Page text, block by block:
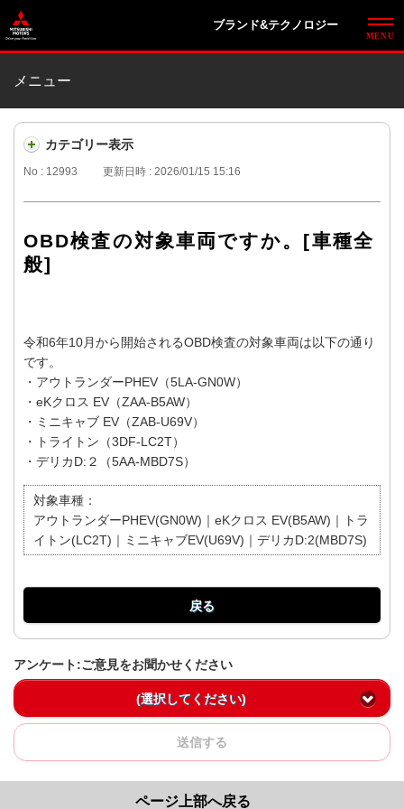
ブランド&テクノロジー
メニュー
カテゴリー表示
No : 12993 更新日時 : 2026/01/15 15:16
OBD検査の対象車両ですか。[車種全
般]
令和6年10月から開始されるOBD検査の対象車両は以下の通り
です。
・アウトランダーPHEV（5LA-GN0W）
・eKクロス EV（ZAA-B5AW）
・ミニキャブ EV（ZAB-U69V）
・トライトン（3DF-LC2T）
・デリカD:２（5AA-MBD7S）
対象車種：
アウトランダーPHEV(GN0W)｜eKクロス EV(B5AW)｜トラ
イトン(LC2T)｜ミニキャブEV(U69V)｜デリカD:2(MBD7S)
戻る
アンケート:ご意見をお聞かせください
(選択してください)
送信する
ページ上部へ戻る